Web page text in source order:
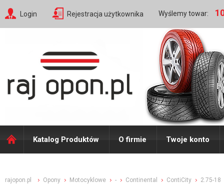
Login Rejestracja użytkownika Wyślemy towar:
Katalog Produktów O firmie Twoje konto
rajopon.pl Opony Motocyklowe - Continental ContiCity 2.75-18